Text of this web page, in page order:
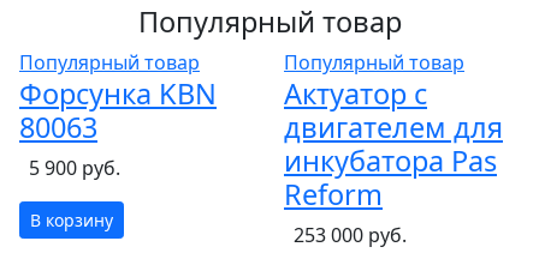
Популярный товар
Популярный товар
Форсунка KBN
80063
5 900 руб.
В корзину
Популярный товар
Актуатор с
двигателем для
инкубатора Pas
Reform
253 000 руб.